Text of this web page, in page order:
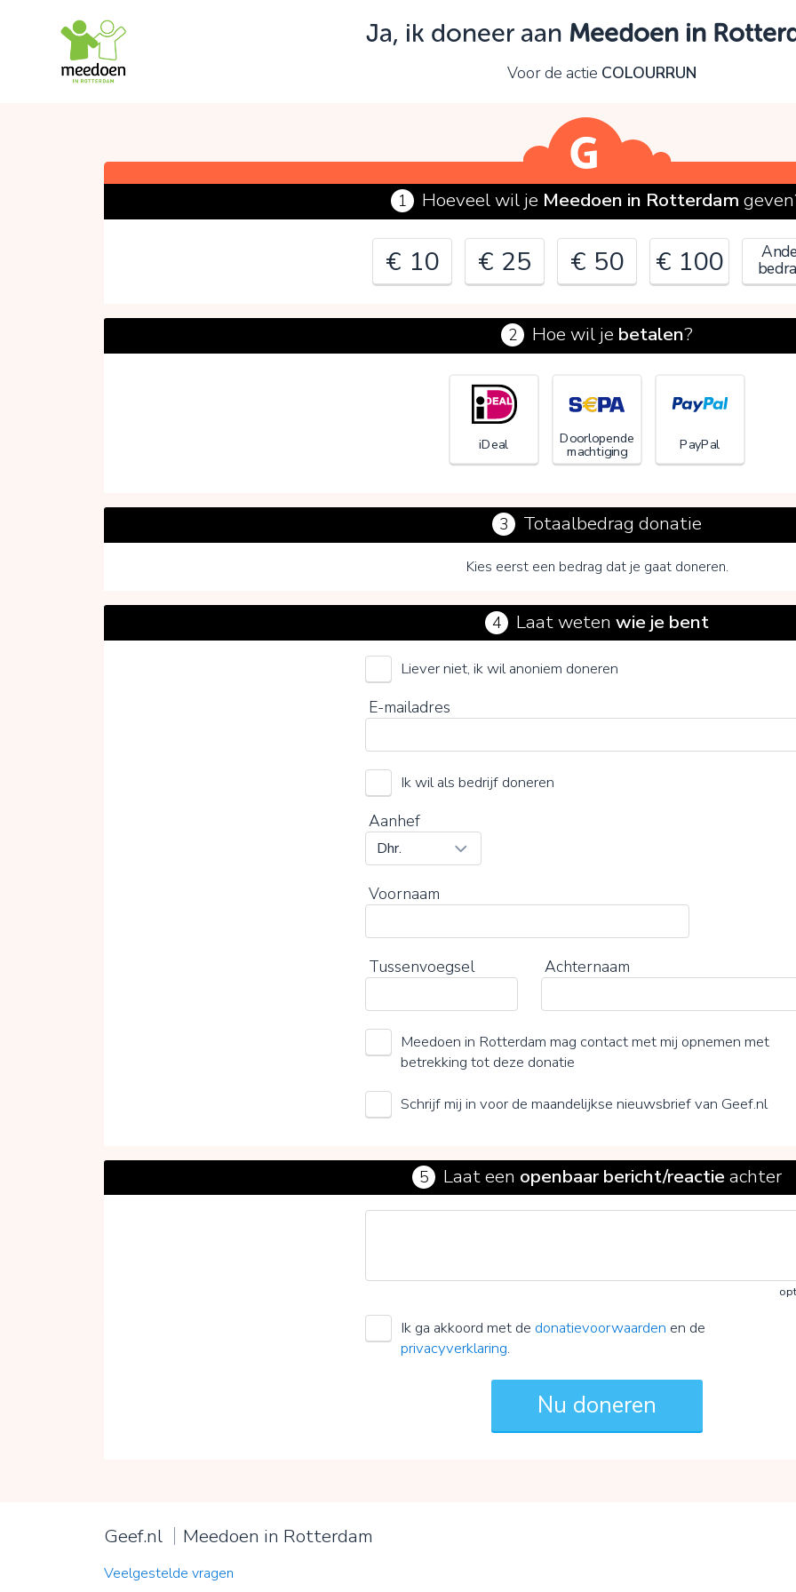
Ja, ik doneer aan Meedoen in
Voor de actie COLOURRUN
1 Hoeveel wil je Meedoen in Rotterdam
€ 10 € 25 € 50 € 100
€
2 Hoe wil je betalen?
iDeal Doorlopende
machtiging PayPal
3 Totaalbedrag donatie
Kies eerst een bedrag dat je gaat doneren.
Meedoen in Rotterdam
Kies je vrijwillige bijdrage
0%
4 Laat weten wie je bent
Liever niet, ik wil anoniem doneren
E-mailadres
Ik wil als bedrijf doneren
Aanhef
Voornaam
Tussenvoegsel Achternaam
Meedoen in Rotterdam mag contact met mij opnemen met
betrekking tot deze donatie
Schrijf mij in voor de maandelijkse nieuwsbrief van Geef.nl
5 Laat een openbaar bericht/reactie achter
Ik ga akkoord met de donatievoorwaarden en de
privacyverklaring.
Geef.nl Meedoen in Rotterdam
Veelgestelde vragen
Oeps!
Je kunt nog niet verder vanwege:
OK